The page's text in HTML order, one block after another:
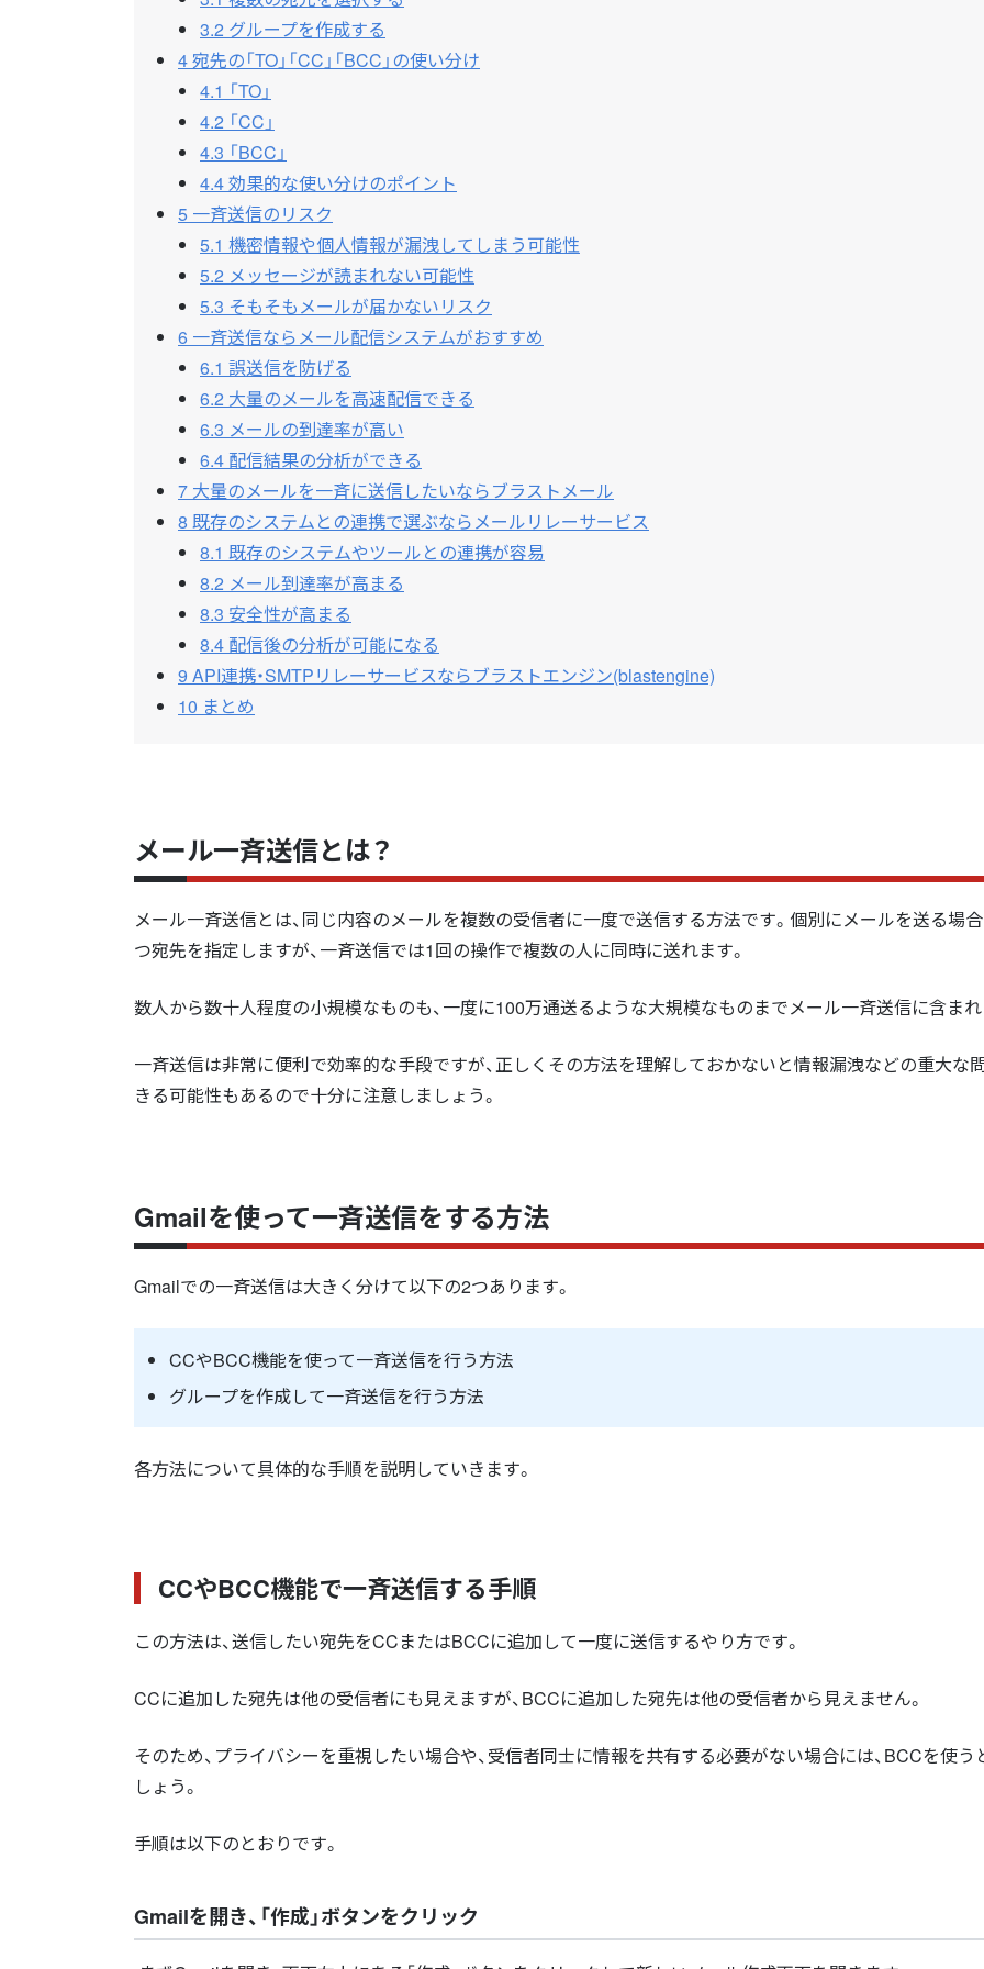
3.2 グループを作成する
4宛先の「TO」「CC」「BCC」の使い分け
4.1 「TO」
4.2 「CC」
4.3 「BCC」
4.4効果的な使い分けのポイント
5 一斉送信のリスク
5.1 機密情報や個人情報が漏洩してしまう可能性
5.2 メッセージが読まれない可能性
5.3 そもそもメールが届かないリスク
6 一斉送信ならメール配信システムがおすすめ
6.1 誤送信を防げる
6.2 大量のメールを高速配信できる
6.3 メールの到達率が高い
6.4 配信結果の分析ができる
7 大量のメールを一斉に送信したいならブラストメール
8 既存のシステムとの連携で選ぶならメールリレーサービス
8.1 既存のシステムやツールとの連携が容易
8.2 メール到達率が高まる
8.3 安全性が高まる
8.4 配信後の分析が可能になる
9 API連携・SMTPリレーサービスならブラストエンジン(blastengine)
10 まとめ
メール一斉送信とは？
メール一斉送信とは、同じ内容のメールを複数の受信者に一度で送信する方法です。個別にメールを送る場
つ宛先を指定しますが、一斉送信では1回の操作で複数の人に同時に送れます。
数人から数十人程度の小規模なものも、一度に100万通送るような大規模なものまでメール一斉送信に含まれ
一斉送信は非常に便利で効率的な手段ですが、正しくその方法を理解しておかないと情報漏洩などの重大な
きる可能性もあるので十分に注意しましょう。
Gmailを使って一斉送信をする方法
Gmailでの一斉送信は大きく分けて以下の2つあります。
CCやBCC機能を使って一斉送信を行う方法
グループを作成して一斉送信を行う方法
各方法について具体的な手順を説明していきます。
CCやBCC機能で一斉送信する手順
この方法は、送信したい宛先をCCまたはBCCに追加して一度に送信するやり方です。
CCに追加した宛先は他の受信者にも見えますが、BCCに追加した宛先は他の受信者から見えません。
そのため、プライバシーを重視したい場合や、受信者同士に情報を共有する必要がない場合には、BCCを使う
しょう。
手順は以下のとおりです。
Gmailを開き、「作成」ボタンをクリック